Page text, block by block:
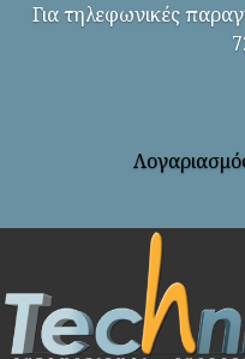
Για τηλεφωνικές